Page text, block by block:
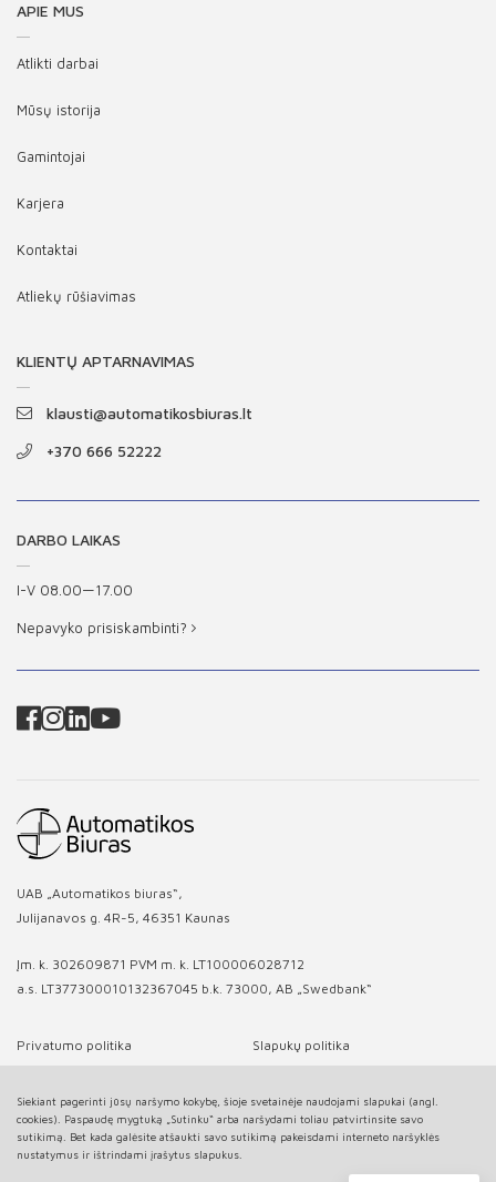
Siekiant pagerinti jūsų naršymo kokybę, šioje svetainėje naudojami slapukai (angl.
cookies). Paspaudę mygtuką „Sutinku“ arba naršydami toliau patvirtinsite savo
sutikimą. Bet kada galėsite atšaukti savo sutikimą pakeisdami interneto naršyklės
nustatymus ir ištrindami įrašytus slapukus.
APIE MUS
Atlikti darbai
Mūsų istorija
Gamintojai
Karjera
Kontaktai
Atliekų rūšiavimas
KLIENTŲ APTARNAVIMAS
klausti@automatikosbiuras.lt
+370 666 52222
DARBO LAIKAS
I-V 08.00—17.00
Nepavyko prisiskambinti?
UAB „Automatikos biuras“,
Julijanavos g. 4R-5, 46351 Kaunas
Įm. k. 302609871 PVM m. k. LT100006028712
a.s. LT377300010132367045 b.k. 73000, AB „Swedbank“
Privatumo politika Slapukų politika